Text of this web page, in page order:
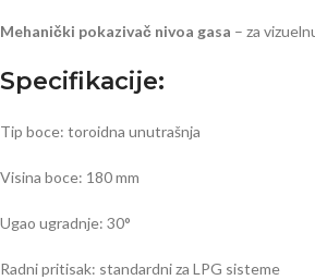
Mehanički pokazivač nivoa gasa – za
Specifikacije:
Tip boce: toroidna unutrašnja
Visina boce: 180 mm
Ugao ugradnje: 30°
Radni pritisak: standardni za LPG sisteme